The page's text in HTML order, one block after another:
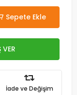
Sepete Ekle
VER
İade ve Değişim